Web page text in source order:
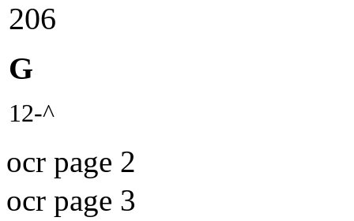
206
G
12-^
ocr page 2
ocr page 3